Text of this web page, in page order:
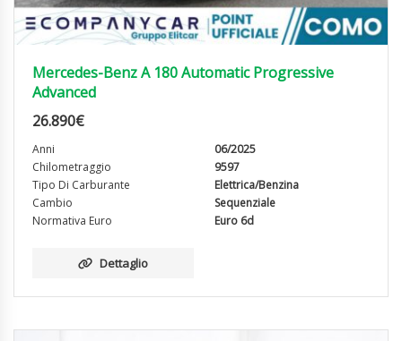
Mercedes-Benz A 180 Automatic Progressive
Advanced
26.890€
Anni
06/2025
Chilometraggio
9597
Tipo Di Carburante
Elettrica/Benzina
Cambio
Sequenziale
Normativa Euro
Euro 6d
Dettaglio